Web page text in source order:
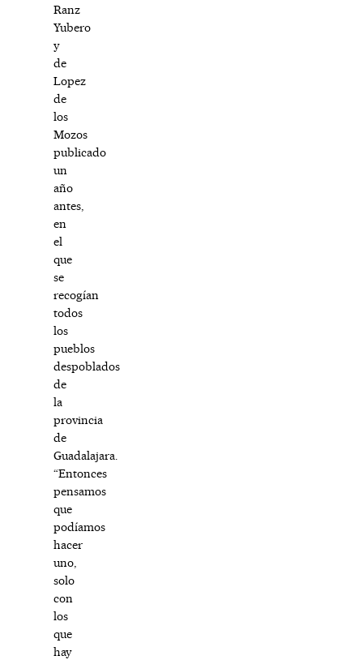
Ranz
Yubero
y
de
Lopez
de
los
Mozos
publicado
un
año
antes,
en
el
que
se
recogían
todos
los
pueblos
despoblados
de
la
provincia
de
Guadalajara.
“Entonces
pensamos
que
podíamos
hacer
uno,
solo
con
los
que
hay